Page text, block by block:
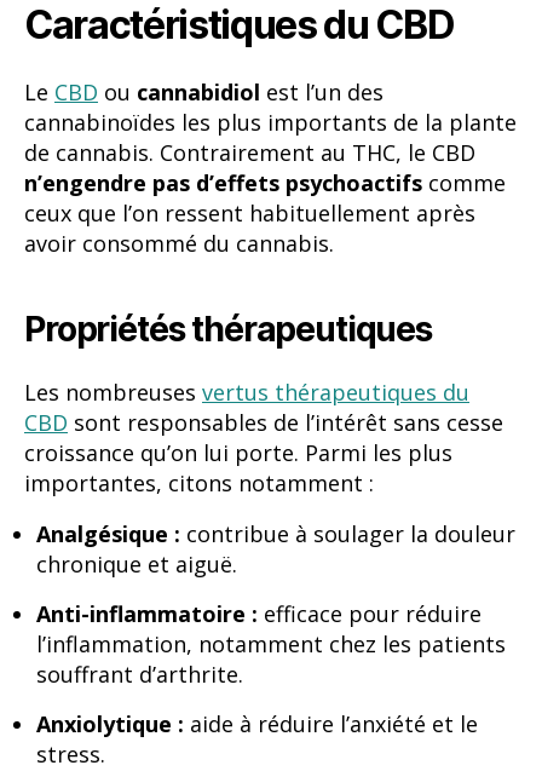
Caractéristiques du CBD
Le CBD ou cannabidiol est l’un des
cannabinoïdes les plus importants de la plante
de cannabis. Contrairement au THC, le CBD
n’engendre pas d’effets psychoactifs comme
ceux que l’on ressent habituellement après
avoir consommé du cannabis.
Propriétés thérapeutiques
Les nombreuses vertus thérapeutiques du
CBD sont responsables de l’intérêt sans cesse
croissance qu’on lui porte. Parmi les plus
importantes, citons notamment :
Analgésique : contribue à soulager la douleur
chronique et aiguë.
Anti-inflammatoire : efficace pour réduire
l’inflammation, notamment chez les patients
souffrant d’arthrite.
Anxiolytique : aide à réduire l’anxiété et le
stress.